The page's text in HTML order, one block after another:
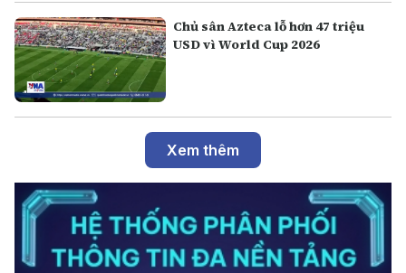
Chủ sân Azteca lỗ hơn 47 triệu
USD vì World Cup 2026
Xem thêm